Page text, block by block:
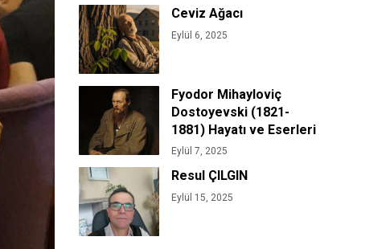
Ceviz Ağacı
Eylül 6, 2025
Fyodor Mihayloviç
Dostoyevski (1821-
1881) Hayatı ve Eserleri
Eylül 7, 2025
Resul ÇILGIN
Eylül 15, 2025